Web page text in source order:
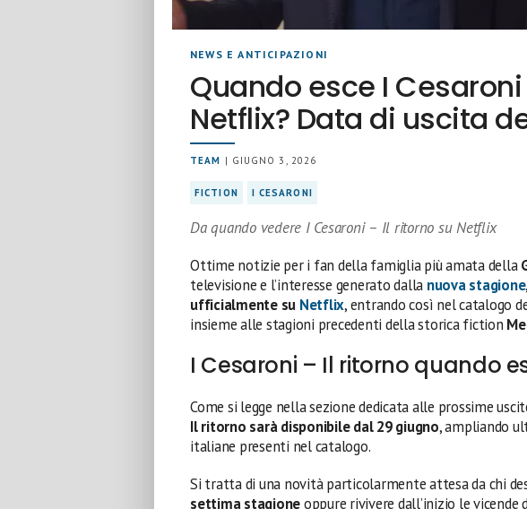
NEWS E ANTICIPAZIONI
Quando esce I
Netflix? Data di uscita
TEAM | GIUGNO 3, 2026
FICTION I CESARONI
Da quando vedere I Cesaroni – Il ritorno su Netflix
Ottime notizie per i fan della famiglia più amata della
televisione e l’interesse generato dalla nuova stagione,
ufficialmente su Netflix, entrando così nel catalogo
insieme alle stagioni precedenti della storica fiction
I Cesaroni – Il ritorno quando
Come si legge nella sezione dedicata alle prossime
Il ritorno sarà disponibile dal 29 giugno, ampliando
italiane presenti nel catalogo.
Si tratta di una novità particolarmente attesa da chi
settima stagioneoppure rivivere dall’inizio le vicende